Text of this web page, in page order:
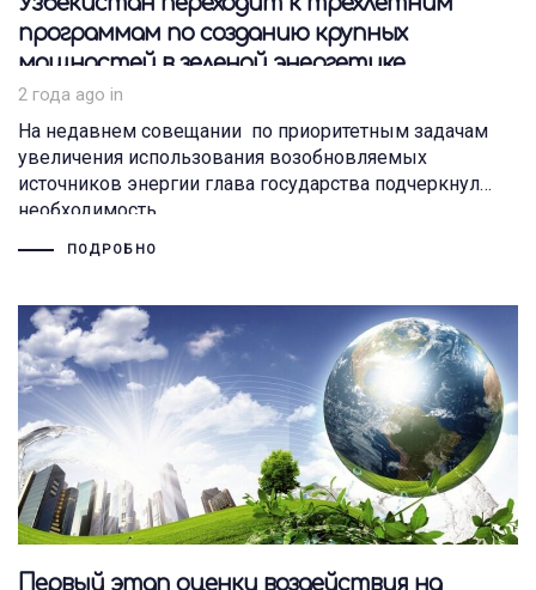
программам по созданию крупных
мощностей в зеленой энергетике
2 года ago in
На недавнем совещании по приоритетным задачам
увеличения использования возобновляемых
источников энергии глава государства подчеркнул
необходимость
ПОДРОБНО
Первый этап оценки воздействия на